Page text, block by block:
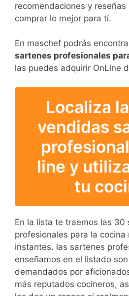
recomendaciones y
comprar lo mejor para tí.
En maschef podrás
sartenes profesionales
las puedes adquirir OnLine
Localiza
vendidas
line y
tu
En la lista te traemos las 30
profesionales para la
instantes. las sartenes
enseñamos en el listado
demandados por
más reputados cocineros,